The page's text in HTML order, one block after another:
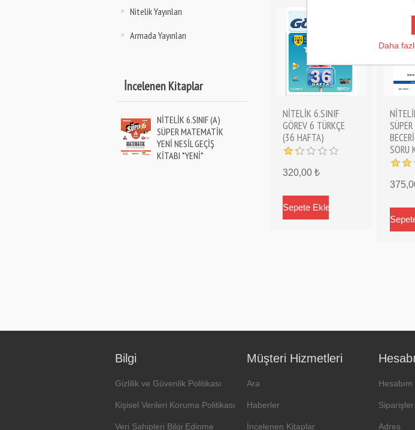
Nitelik Yayınları
Armada Yayınları
İncelenen Kitaplar
NİTELİK 6.SINIF (A)
SÜPER MATEMATİK
YENİ NESİL GEÇİŞ
KİTABI *YENİ*
NİTELİK 6.SINIF
GÖREV 6 TÜRKÇE
(36 HAFTA)
320,00 ₺
SORU
Bilgi
Gizlilik ve Güvenlik Politikası
Kişisel Verileri Koruma Politikası
Veri Sahipleri Bilgi Edinme
Müşteri Hizmetleri
Ara
Haberler
İncelenen Kitaplar
Hesabım
Siparişler
Adres
Daha